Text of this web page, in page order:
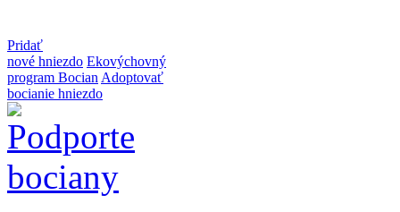
Pridať
nové hniezdo Ekovýchovný
program Bocian Adoptovať
bocianie hniezdo